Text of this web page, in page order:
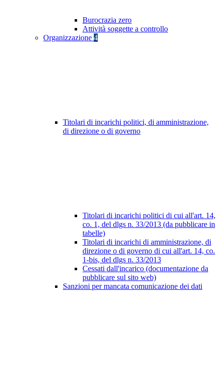
Burocrazia zero
Attività soggette a controllo
Organizzazione 4
Titolari di incarichi politici, di amministrazione,
di direzione o di governo
Titolari di incarichi politici di cui all'art. 14,
co. 1, del dlgs n. 33/2013 (da pubblicare in
tabelle)
Titolari di incarichi di amministrazione, di
direzione o di governo di cui all'art. 14, co.
1-bis, del dlgs n. 33/2013
Cessati dall'incarico (documentazione da
pubblicare sul sito web)
Sanzioni per mancata comunicazione dei dati